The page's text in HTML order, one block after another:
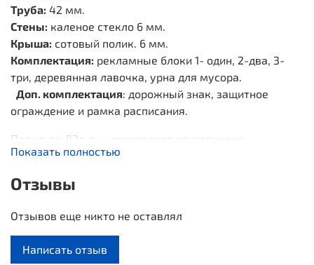
Труба: 42 мм.
Стены: каленое стекло 6 мм.
Крыша: сотовый полик. 6 мм.
Комплектация: рекламные блоки 1- один, 2-два, 3-
три, деревянная лавочка, урна для мусора.
Доп. комплектация: дорожный знак, защитное
ограждение и рамка расписания.
Павильон Д2с-р — просторная конструкция,
способная поместить большое количество людей,
остановках с большим пассажиропотоком. Несмотря
ощущение обеспечивает покрытие из каленого
стекла и сотового поликарбоната. В комплектацию
модели входит деревянная лавочка и урна для
Показать полностью
Отзывы
Отзывов еще никто не оставлял
Написать отзыв